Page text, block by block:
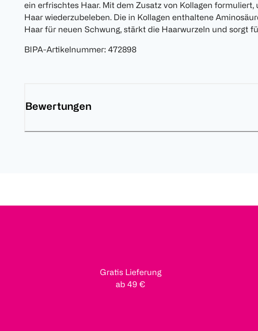
ein erfrischtes Haar. Mit dem Zusatz von Kollagen formuliert,
Haar wiederzubeleben. Die in Kollagen enthaltene
Haar für neuen Schwung, stärkt die Haarwurzeln und sorgt
BIPA-Artikelnummer: 472898
Bewertungen
Gratis Lieferung
ab 49 €